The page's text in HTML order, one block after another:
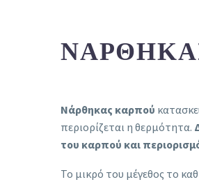
Νάρθηκας καρπού
περιορίζεται η θερμότητα.
του καρπού και
Το μικρό του μέγεθος το